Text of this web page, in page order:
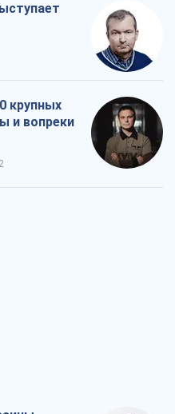
крупных
и вопреки